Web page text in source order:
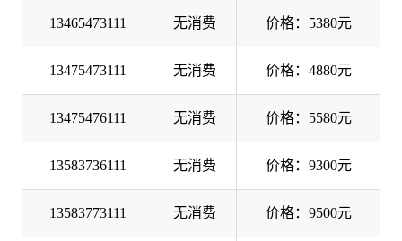
13465473111 无消费 价格：5380元
13475473111 无消费 价格：4880元
13475476111 无消费 价格：5580元
13583736111 无消费 价格：9300元
13583773111 无消费 价格：9500元